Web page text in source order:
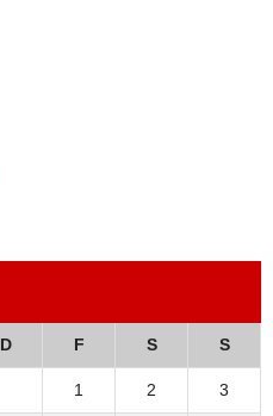
D F S S
1 2 3